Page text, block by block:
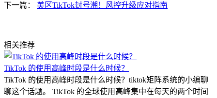
下一篇： 美区TikTok封号潮！风控升级应对指南
相关推荐
TikTok 的使用高峰时段是什么时候？
TikTok 的使用高峰时段是什么时候？tiktok矩阵系统的小编聊
聊这个话题。 TikTok 的全球使用高峰集中在每天的两个时间